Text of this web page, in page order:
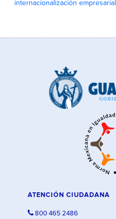
internacionalización empresarial
ATENCIÓN CIUDADANA
800 465 2486